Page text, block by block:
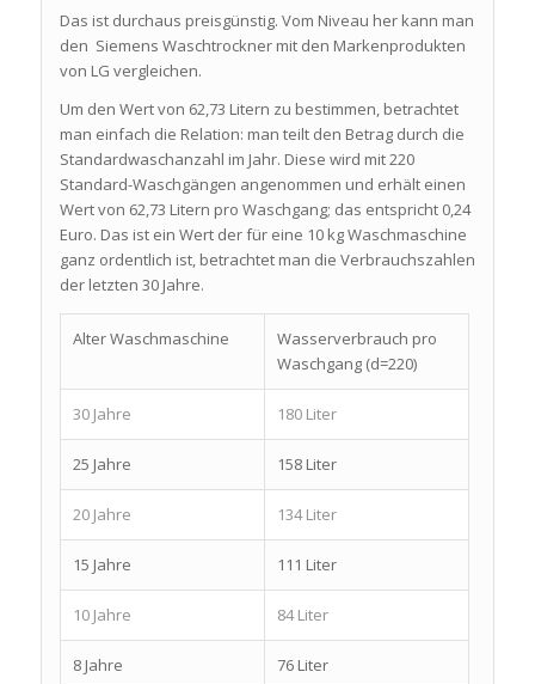
Das ist durchaus preisgünstig. Vom Niveau her kann man
den Siemens Waschtrockner mit den Markenprodukten
von LG vergleichen.
Um den Wert von 62,73 Litern zu bestimmen, betrachtet
man einfach die Relation: man teilt den Betrag durch die
Standardwaschanzahl im Jahr. Diese wird mit 220
Standard-Waschgängen angenommen und erhält einen
Wert von 62,73 Litern pro Waschgang; das entspricht 0,24
Euro. Das ist ein Wert der für eine 10 kg Waschmaschine
ganz ordentlich ist, betrachtet man die Verbrauchszahlen
der letzten 30 Jahre.
Alter Waschmaschine
Wasserverbrauch pro
Waschgang (d=220)
30 Jahre 180 Liter
25 Jahre 158 Liter
20 Jahre 134 Liter
15 Jahre 111 Liter
10 Jahre 84 Liter
8 Jahre 76 Liter